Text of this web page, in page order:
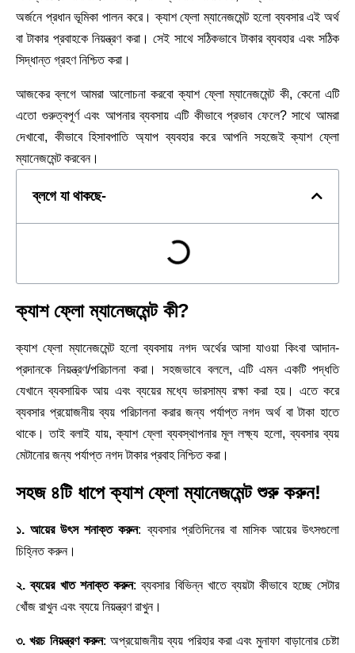
অর্জনে প্রধান ভূমিকা পালন করে। ক্যাশ ফ্লো ম্যানেজমেন্ট হলো ব্যবসার এই অর্থ
বা টাকার প্রবাহকে নিয়ন্ত্রণ করা। সেই সাথে সঠিকভাবে টাকার ব্যবহার এবং সঠিক
সিদ্ধান্ত গ্রহণ নিশ্চিত করা।
আজকের ব্লগে আমরা আলোচনা করবো ক্যাশ ফ্লো ম্যানেজমেন্ট কী, কেনো এটি
এতো গুরুত্বপূর্ণ এবং আপনার ব্যবসায় এটি কীভাবে প্রভাব ফেলে? সাথে আমরা
দেখাবো, কীভাবে হিসাবপাতি অ্যাপ ব্যবহার করে আপনি সহজেই ক্যাশ ফ্লো
ম্যানেজমেন্ট করবেন।
ব্লগে যা থাকছে-
ক্যাশ ফ্লো ম্যানেজমেন্ট কী?
ক্যাশ ফ্লো ম্যানেজমেন্ট হলো ব্যবসায় নগদ অর্থের আসা যাওয়া কিংবা আদান-
প্রদানকে নিয়ন্ত্রণ/পরিচালনা করা। সহজভাবে বললে, এটি এমন একটি পদ্ধতি
যেখানে ব্যবসায়িক আয় এবং ব্যয়ের মধ্যে ভারসাম্য রক্ষা করা হয়। এতে করে
ব্যবসার প্রয়োজনীয় ব্যয় পরিচালনা করার জন্য পর্যাপ্ত নগদ অর্থ বা টাকা হাতে
থাকে। তাই বলাই যায়, ক্যাশ ফ্লো ব্যবস্থাপনার মূল লক্ষ্য হলো, ব্যবসার ব্যয়
মেটানোর জন্য পর্যাপ্ত নগদ টাকার প্রবাহ নিশ্চিত করা।
সহজ ৪টি ধাপে ক্যাশ ফ্লো ম্যানেজমেন্ট শুরু করুন!
১. আয়ের উৎস শনাক্ত করুন: ব্যবসার প্রতিদিনের বা মাসিক আয়ের উৎসগুলো
চিহ্নিত করুন।
২. ব্যয়ের খাত শনাক্ত করুন: ব্যবসার বিভিন্ন খাতে ব্যয়টা কীভাবে হচ্ছে সেটার
খোঁজ রাখুন এবং ব্যয়ে নিয়ন্ত্রণ রাখুন।
৩. খরচ নিয়ন্ত্রণ করুন: অপ্রয়োজনীয় ব্যয় পরিহার করা এবং মুনাফা বাড়ানোর চেষ্টা